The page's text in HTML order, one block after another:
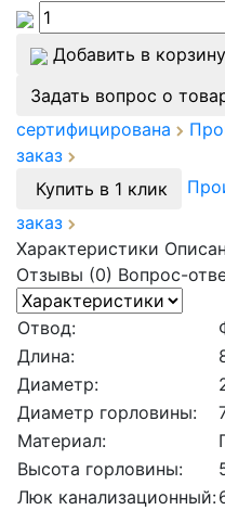
Добавить в корзину
Задать вопрос о
сертифицирована
заказ
Купить в 1 клик
заказ
Характеристики
Отзывы (0) Вопрос-
Отвод:
Длина:
Диаметр:
Диаметр горловины:
Материал:
Высота горловины:
Люк канализационный: